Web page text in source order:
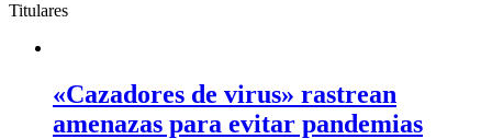
Titulares
«Cazadores de virus» rastrean
amenazas para evitar pandemias